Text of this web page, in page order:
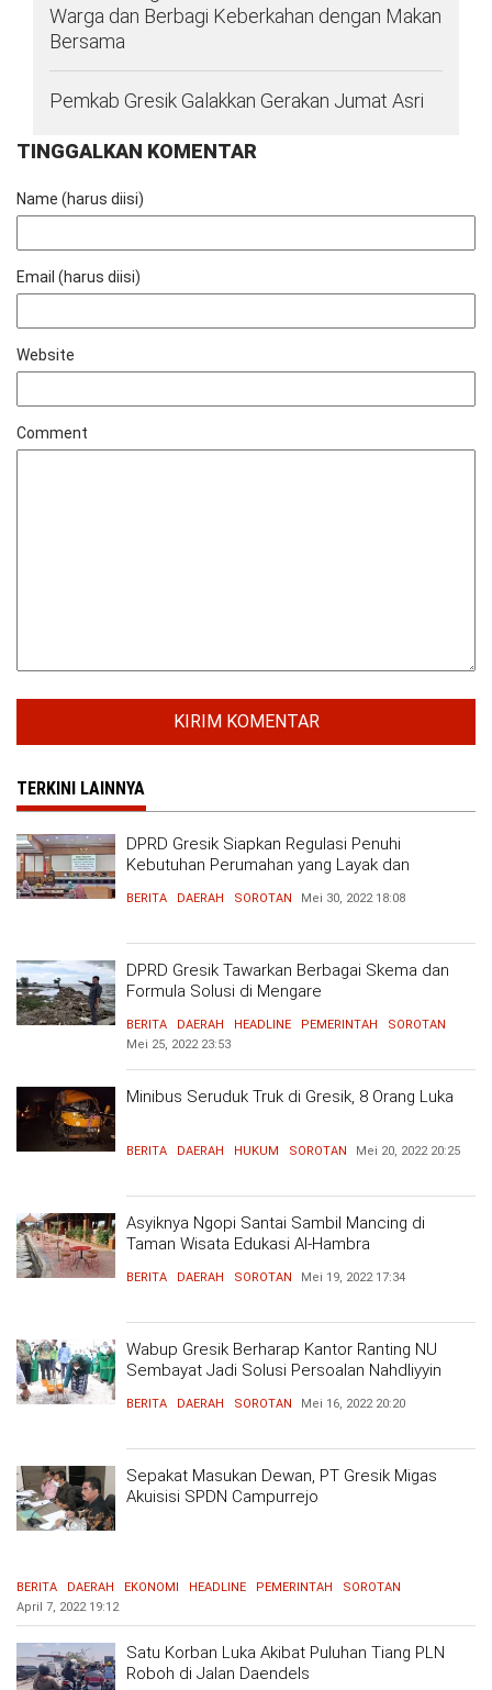
Warga dan Berbagi Keberkahan dengan Makan
Bersama
Pemkab Gresik Galakkan Gerakan Jumat Asri
TINGGALKAN KOMENTAR
Name (harus diisi)
Email (harus diisi)
Website
Comment
TERKINI LAINNYA
DPRD Gresik Siapkan Regulasi Penuhi
Kebutuhan Perumahan yang Layak dan
BERITA DAERAH SOROTAN Mei 30, 2022 18:08
DPRD Gresik Tawarkan Berbagai Skema dan
Formula Solusi di Mengare
BERITA DAERAH HEADLINE PEMERINTAH
SOROTAN
Mei 25, 2022 23:53
Minibus Seruduk Truk di Gresik, 8 Orang Luka
BERITA DAERAH HUKUM SOROTAN Mei 20, 2022 20:25
Asyiknya Ngopi Santai Sambil Mancing di
Taman Wisata Edukasi Al-Hambra
BERITA DAERAH SOROTAN Mei 19, 2022 17:34
Wabup Gresik Berharap Kantor Ranting NU
Sembayat Jadi Solusi Persoalan Nahdliyyin
BERITA DAERAH SOROTAN Mei 16, 2022 20:20
Sepakat Masukan Dewan, PT Gresik Migas
Akuisisi SPDN Campurrejo
BERITA DAERAH EKONOMI HEADLINE PEMERINTAH
SOROTAN
April 7, 2022 19:12
Satu Korban Luka Akibat Puluhan Tiang PLN
Roboh di Jalan Daendels